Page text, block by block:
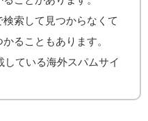
検索して見つからなくて
ることもあります。
ている海外スパムサイ